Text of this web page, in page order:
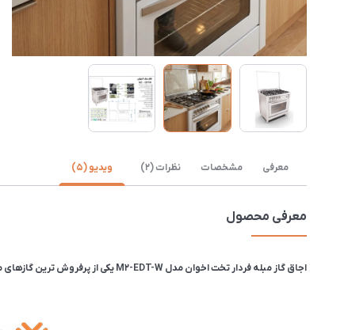
معرفی مشخصات نظرات (2) ویدیو (5)
معرفی محصول
اجاق گاز مبله فردار تخت اخوان مدل M2-EDT-W یکی از پرفروش ترین گازهای مبله اخوان می باشد. این گاز دارای نمایشگر دیجیتالی و همچنین سرشعله های ایتالیایی است.